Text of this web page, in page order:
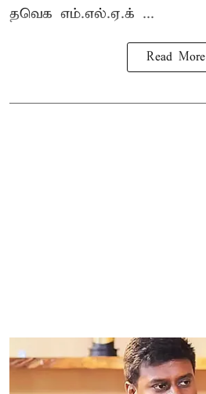
தவெக எம்.எல்.ஏ.க் ...
Read More